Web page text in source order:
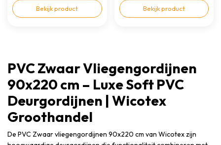
Bekijk product Bekijk product
PVC Zwaar Vliegengordijnen
90x220 cm – Luxe Soft PVC
Deurgordijnen | Wicotex
Groothandel
De PVC Zwaar vliegengordijnen 90x220 cm van Wicotex zijn